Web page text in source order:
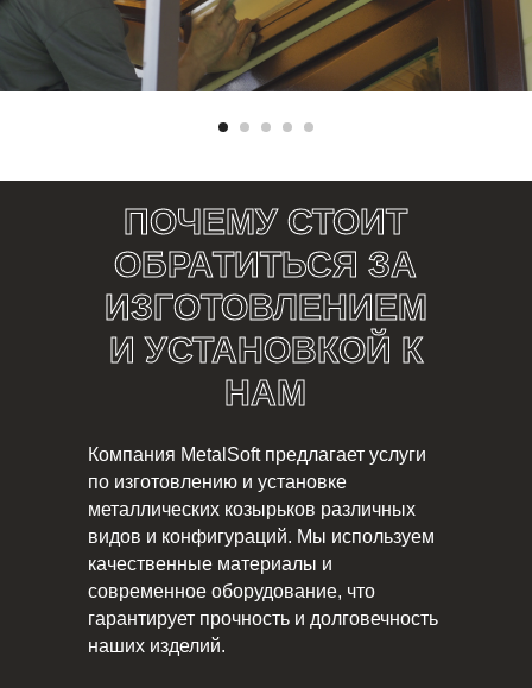
ПОЧЕМУ СТОИТ
ОБРАТИТЬСЯ ЗА
ИЗГОТОВЛЕНИЕМ
И УСТАНОВКОЙ К
НАМ
Компания MetalSoft предлагает услуги
по изготовлению и установке
металлических козырьков различных
видов и конфигураций. Мы используем
качественные материалы и
современное оборудование, что
гарантирует прочность и долговечность
наших изделий.